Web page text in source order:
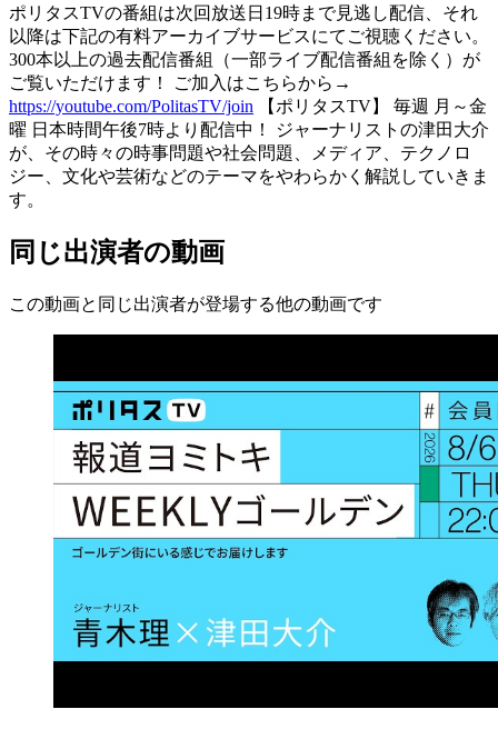
ポリタスTVの番組は次回放送日19時まで見逃し配信、それ
以降は下記の有料アーカイブサービスにてご視聴ください。
300本以上の過去配信番組（一部ライブ配信番組を除く）が
ご覧いただけます！ ご加入はこちらから→
https://youtube.com/PolitasTV/join 【ポリタスTV】 毎週 月～金
曜 日本時間午後7時より配信中！ ジャーナリストの津田大介
が、その時々の時事問題や社会問題、メディア、テクノロ
ジー、文化や芸術などのテーマをやわらかく解説していきま
す。
同じ出演者の動画
この動画と同じ出演者が登場する他の動画です